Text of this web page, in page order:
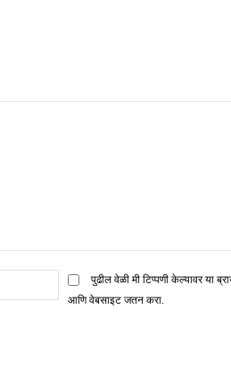
मेल*
पुढील वेळी मी टिप्पणी केल्यावर या
आणि वेबसाइट जतन करा.